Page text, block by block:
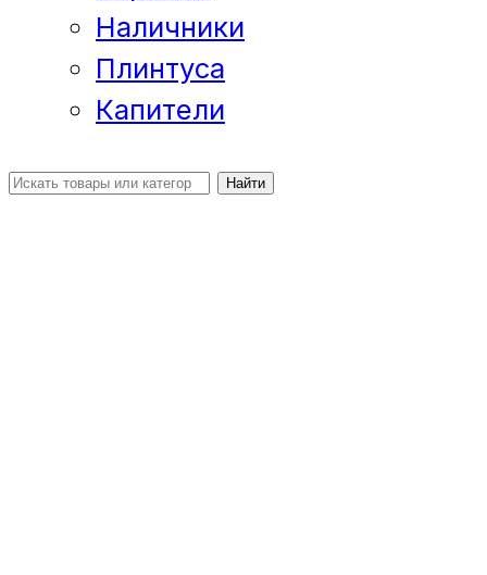
Наличники
Плинтуса
Капители
Найти